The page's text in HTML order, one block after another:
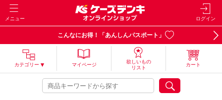
メニュー ログイン
こんなにお得！「あんしんパスポート」
カテゴリー マイページ
欲しいもの
リスト
カート